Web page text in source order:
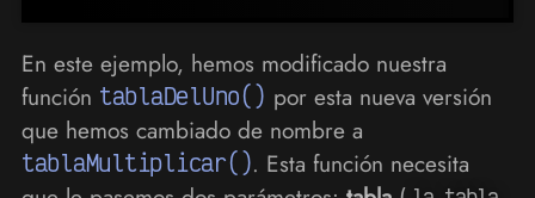
En este ejemplo, hemos modificado nuestra
función tablaDelUno() por esta nueva versión
que hemos cambiado de nombre a
tablaMultiplicar(). Esta función necesita